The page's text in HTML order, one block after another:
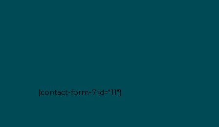
[contact-form-7 id="11"]